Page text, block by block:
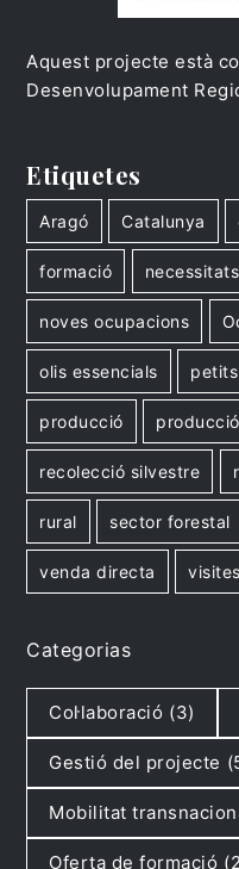
Aquest projecte està
Desenvolupament
Etiquetes
Aragó Catalunya
formació
noves ocupacions
olis essencials
producció
recolecció silvestre
rural sector forestal
venda directa visites
Categorias
Col·laboració (3)
Gestió del projecte
Mobilitat
Oferta de formació